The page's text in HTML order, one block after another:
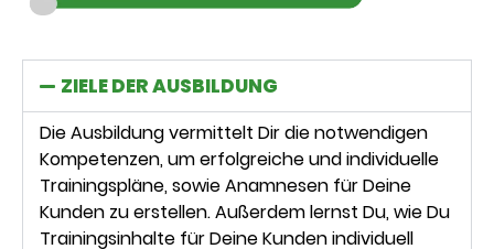
ZIELE DER AUSBILDUNG
Die Ausbildung vermittelt Dir die notwendigen
Kompetenzen, um erfolgreiche und individuelle
Trainingspläne, sowie Anamnesen für Deine
Kunden zu erstellen. Außerdem lernst Du, wie Du
Trainingsinhalte für Deine Kunden individuell